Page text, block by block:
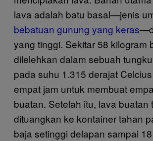
lava adalah batu basal—jenis
bebatuan gunung yang keras
yang tinggi. Sekitar 58 kilogram
dilelehkan dalam sebuah
pada suhu 1.315 derajat
empat jam untuk membuat
buatan. Setelah itu, lava buatan
dituangkan ke kontainer tahan
baja setinggi delapan sampai